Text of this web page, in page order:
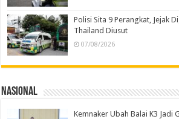
Polisi Sita 9 Perangkat, Jejak
Thailand Diusut
07/08/2026
Nasional
Kemnaker Ubah Balai K3 Jadi